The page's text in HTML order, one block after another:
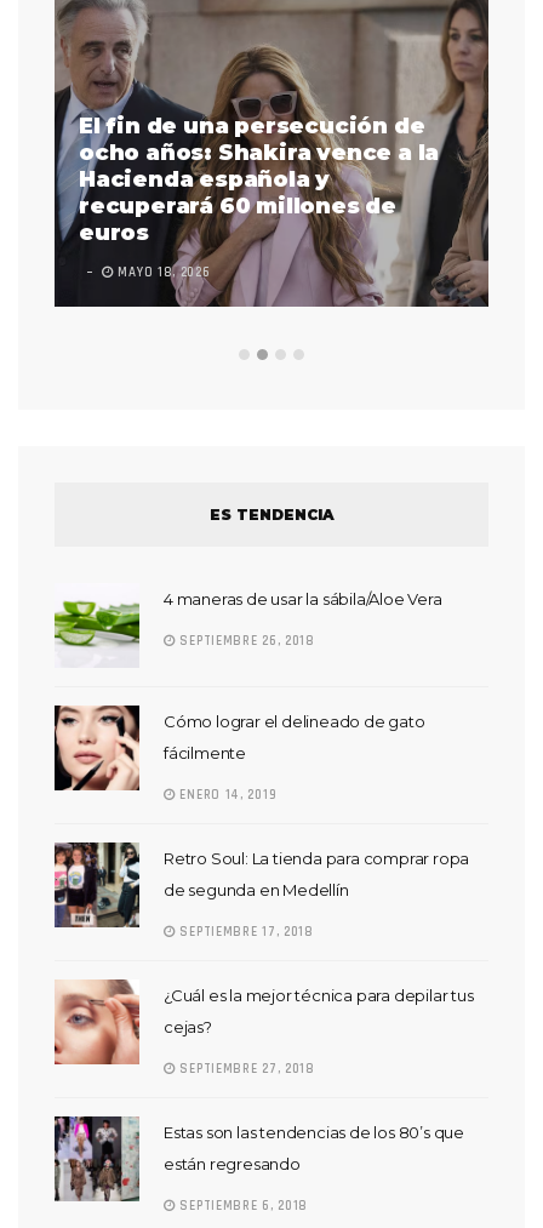
El fin de una persecución de
ocho años: Shakira vence a la
Hacienda española y
recuperará 60 millones de
euros
MAYO 18, 2026
ES TENDENCIA
4 maneras de usar la sábila/Aloe Vera
SEPTIEMBRE 26, 2018
Cómo lograr el delineado de gato
fácilmente
ENERO 14, 2019
Retro Soul: La tienda para comprar ropa
de segunda en Medellín
SEPTIEMBRE 17, 2018
¿Cuál es la mejor técnica para depilar tus
cejas?
SEPTIEMBRE 27, 2018
Estas son las tendencias de los 80’s que
están regresando
SEPTIEMBRE 6, 2018